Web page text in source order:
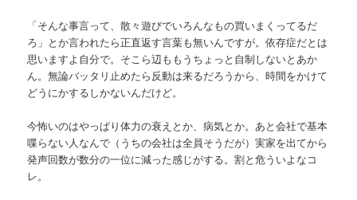
「そんな事言って、散々遊びでいろんなもの買いまくってるだ
ろ」とか言われたら正直返す言葉も無いんですが。依存症だとは
思いますよ自分で。そこら辺ももうちょっと自制しないとあか
ん。無論バッタリ止めたら反動は来るだろうから、時間をかけて
どうにかするしかないんだけど。
今怖いのはやっぱり体力の衰えとか、病気とか。あと会社で基本
喋らない人なんで（うちの会社は全員そうだが）実家を出てから
発声回数が数分の一位に減った感じがする。割と危ういよなコ
レ。